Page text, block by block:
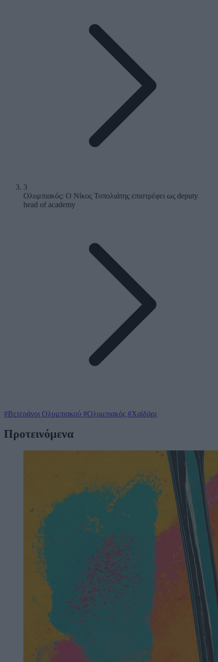
3
Ολυμπιακός: Ο Νίκος Τοπολιάτης επιστρέφει ως deputy
head of academy
#Βετεράνοι Ολυμπιακού #Ολυμπιακός #Χαϊδάρι
Προτεινόμενα